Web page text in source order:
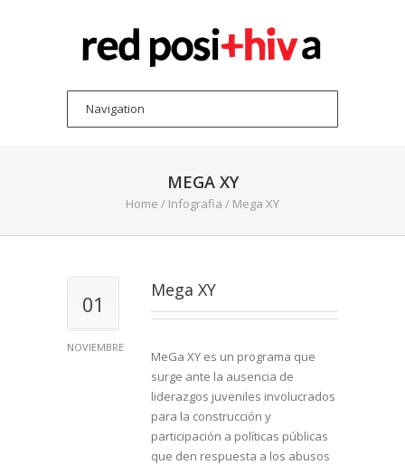
MEGA XY
Home / Infografia / Mega XY
01
NOVIEMBRE
Mega XY
MeGa XY es un programa que
surge ante la ausencia de
liderazgos juveniles involucrados
para la construcción y
participación a políticas públicas
que den respuesta a los abusos